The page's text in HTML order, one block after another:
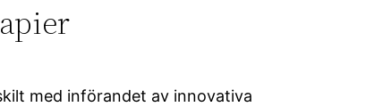
med införandet av innovativa